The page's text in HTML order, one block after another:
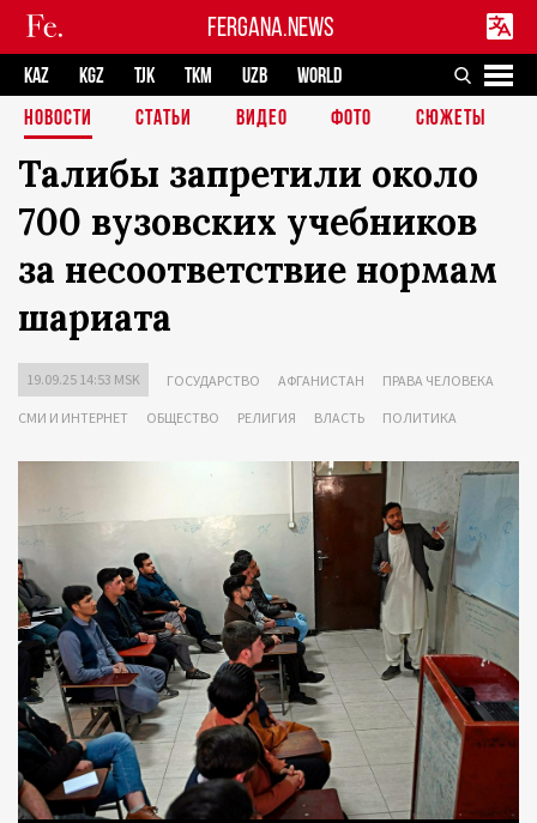
FERGANA.NEWS
KAZ KGZ TJK TKM UZB
WORLD
НОВОСТИ
СТАТЬИ ВИДЕО ФОТО СЮЖЕТЫ
Талибы запретили около
700 вузовских учебников
за несоответствие нормам
шариата
19.09.25 14:53 MSK ГОСУДАРСТВО АФГАНИСТАН ПРАВА ЧЕЛОВЕКА
СМИ И ИНТЕРНЕТ ОБЩЕСТВО РЕЛИГИЯ ВЛАСТЬ ПОЛИТИКА